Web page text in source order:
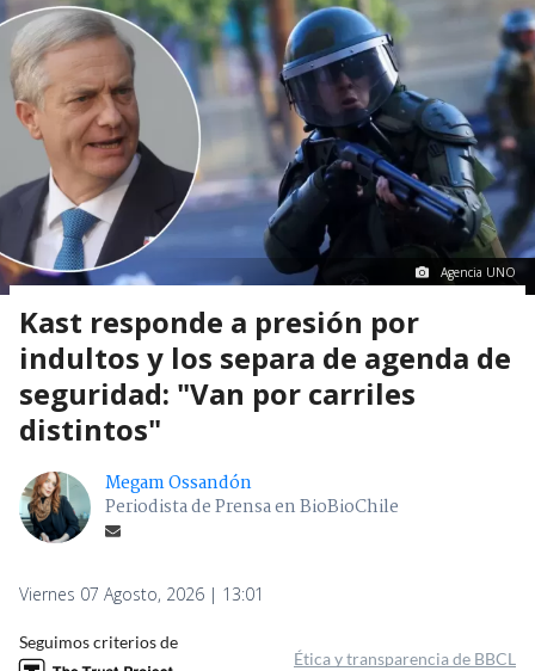
Agencia UNO
Kast responde a presión por
indultos y los separa de agenda de
seguridad: "Van por carriles
distintos"
Megam Ossandón
Periodista de Prensa en BioBioChile
Viernes 07 Agosto, 2026 | 13:01
Seguimos criterios de
Ética y transparencia de BBCL